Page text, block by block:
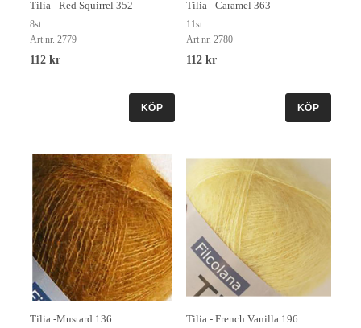
Tilia - Red Squirrel 352
8st
Art nr. 2779
112 kr
KÖP
Tilia - Caramel 363
11st
Art nr. 2780
112 kr
KÖP
Tilia -Mustard 136 Tilia - French Vanilla 196